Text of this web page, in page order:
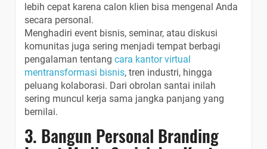
lebih cepat karena calon klien bisa mengenal Anda
secara personal.
Menghadiri event bisnis, seminar, atau diskusi
komunitas juga sering menjadi tempat berbagi
pengalaman tentang cara kantor virtual
mentransformasi bisnis, tren industri, hingga
peluang kolaborasi. Dari obrolan santai inilah
sering muncul kerja sama jangka panjang yang
bernilai.
3. Bangun Personal Branding